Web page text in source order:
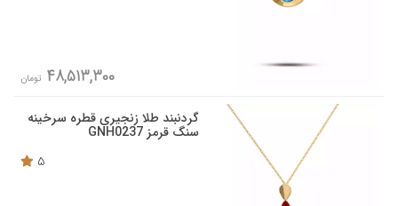
48,513,300 تومان
گردنبند طلا زنجیری قطره سرخینه
سنگ قرمز GNH0237
5